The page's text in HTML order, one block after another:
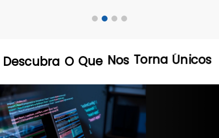
Descubra O Que Nos Torna Únicos